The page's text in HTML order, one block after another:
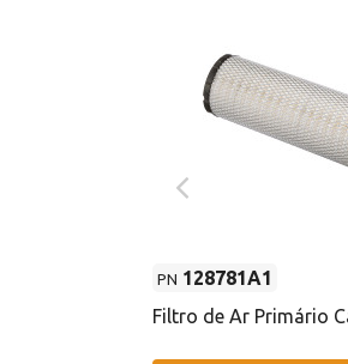
PN 128781A1
Filtro de Ar Primário